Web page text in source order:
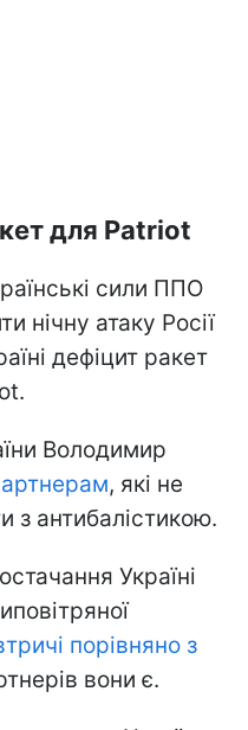
для Patriot
сили ППО
нічну атаку Росії
дефіцит ракет
Володимир
, які не
з антибалістикою.
Україні
порівняно з
вони є.